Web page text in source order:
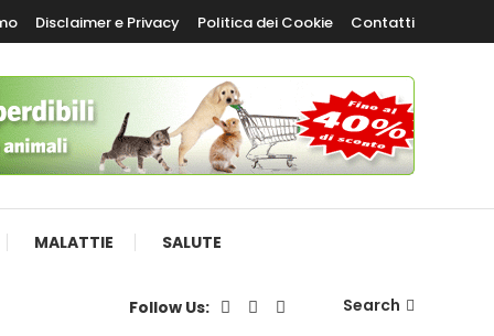
Disclaimer e Privacy Politica dei Cookie Contatti
MALATTIE SALUTE
Follow Us: Search